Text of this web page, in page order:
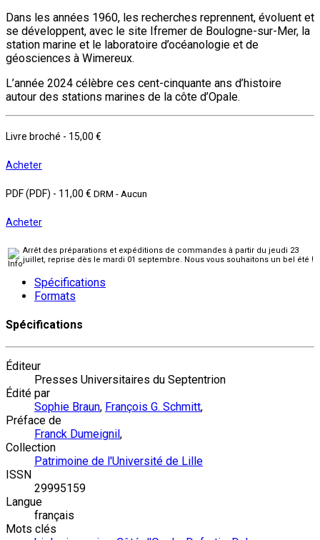
Dans les années 1960, les recherches reprennent, évoluent et
se développent, avec le site Ifremer de Boulogne-sur-Mer, la
station marine et le laboratoire d’océanologie et de
géosciences à Wimereux.
L’année 2024 célèbre ces cent-cinquante ans d’histoire
autour des stations marines de la côte d’Opale.
Livre broché - 15,00 €
Acheter
PDF (PDF) - 11,00 € DRM - Aucun
Acheter
Arrêt des préparations et expéditions de commandes à partir du jeudi 23
juillet, reprise dès le mardi 01 septembre. Nous vous souhaitons un bel été !
Spécifications
Formats
Spécifications
Éditeur
Presses Universitaires du Septentrion
Édité par
Sophie Braun, François G. Schmitt,
Préface de
Franck Dumeignil ,
Collection
Patrimoine de l'Université de Lille
ISSN
29995159
Langue
français
Mots clés